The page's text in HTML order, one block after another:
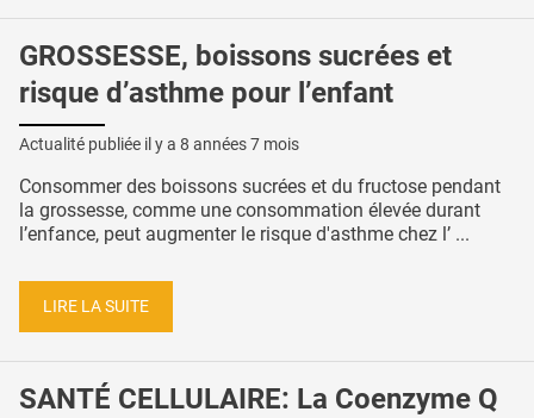
GROSSESSE, boissons sucrées et
risque d’asthme pour l’enfant
Actualité publiée il y a 8 années 7 mois
Consommer des boissons sucrées et du fructose pendant
la grossesse, comme une consommation élevée durant
l’enfance, peut augmenter le risque d'asthme chez l’ ...
LIRE LA SUITE
SANTÉ CELLULAIRE: La Coenzyme Q